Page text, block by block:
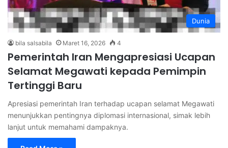
Dunia
bila salsabila Maret 16, 2026 4
Pemerintah Iran Mengapresiasi Ucapan
Selamat Megawati kepada Pemimpin
Tertinggi Baru
Apresiasi pemerintah Iran terhadap ucapan selamat Megawati
menunjukkan pentingnya diplomasi internasional, simak lebih
lanjut untuk memahami dampaknya.